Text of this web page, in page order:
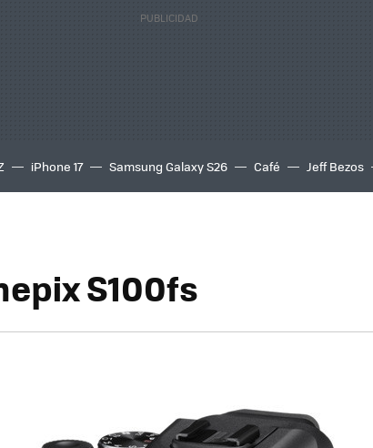
iPhone 17 Samsung Galaxy S26 Café Jeff Bezos
S100fs